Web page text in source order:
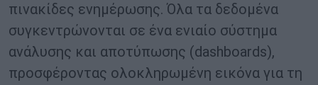
πινακίδες ενημέρωσης. Όλα τα δεδομένα
συγκεντρώνονται σε ένα ενιαίο σύστημα
ανάλυσης και αποτύπωσης (dashboards),
προσφέροντας ολοκληρωμένη εικόνα για τη